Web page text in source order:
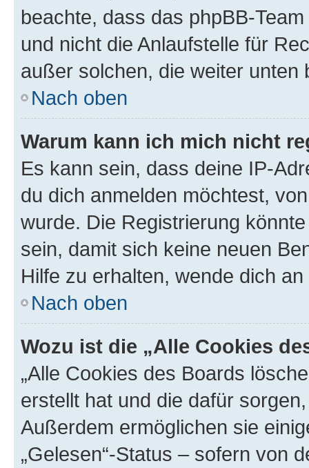
beachte, dass das phpBB-
und nicht die Anlaufstelle für
außer solchen, die weiter unten
Nach oben
Warum kann ich mich nicht
Es kann sein, dass deine IP-
du dich anmelden möchtest,
wurde. Die Registrierung
sein, damit sich keine neuen
Hilfe zu erhalten, wende dich
Nach oben
Wozu ist die „Alle Cookies
„Alle Cookies des Boards
erstellt hat und die dafür
Außerdem ermöglichen sie
„Gelesen“-Status – sofern von